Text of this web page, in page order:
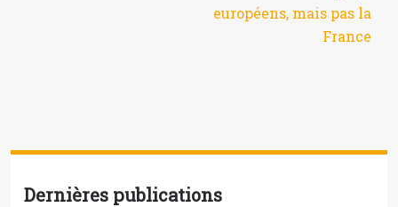
européens, mais pas la
France
Dernières publications